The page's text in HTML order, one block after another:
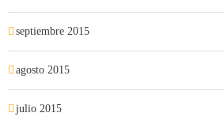
septiembre 2015
agosto 2015
julio 2015